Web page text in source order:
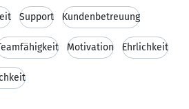
Support Kundenbetreuung
Motivation Ehrlichkeit